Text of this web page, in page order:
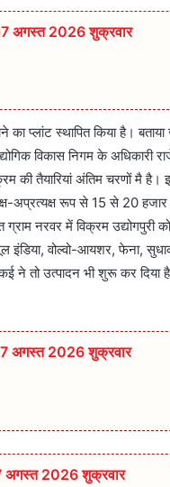
अगस्त 2026 शुक्रवार
प्लांट स्थापित किया है।
विकास निगम के अधिकारी
की तैयारियां अंतिम चरणों मै है।
अप्रत्यक्ष रूप से 15 से 20 हजार
ग्राम नरवर में विक्रम
वोल्वो-आयशर, फेना,
ने तो उत्पादन भी शुरू कर
अगस्त 2026 शुक्रवार
अगस्त 2026 शुक्रवार